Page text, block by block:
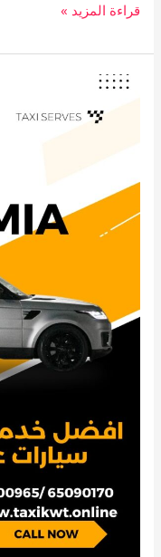
قراءة المزيد »
تاكسي
الشامية